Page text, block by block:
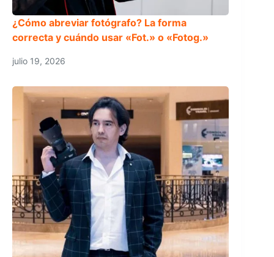
¿Cómo abreviar fotógrafo? La forma
correcta y cuándo usar «Fot.» o «Fotog.»
julio 19, 2026